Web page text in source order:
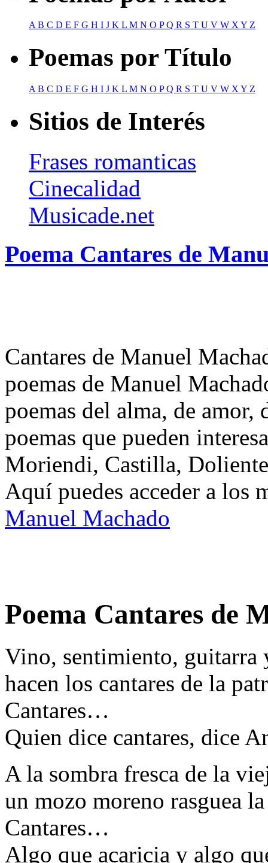
AB C D E F G H I J K L M N O PQ R S T U V W XY Z
Poemas por Título
A B C D E F G H I J K L M N O PQ R S T U V W X Y Z
Sitios de Interés
Frases romanticas
Cinecalidad
Musicade.net
Poema Cantares de
Cantares de Manuel
poemas de Manuel
poemas del alma, de
poemas que pueden
Moriendi, Castilla,
Aquí puedes acceder a los
Manuel Machado
Poema Cantares de
Vino, sentimiento, guitarra
hacen los cantares de la
Cantares…
Quien dice cantares, dice
A la sombra fresca de la
un mozo moreno rasguea
Cantares…
Algo que acaricia y algo